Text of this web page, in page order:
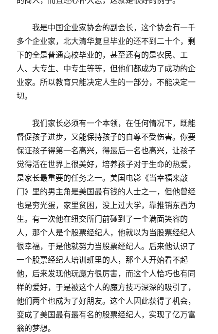
我是中国企业家协会的副会长，这个协会有一千
多个企业家，北大清华复旦毕业的还不到二十个，剩
下的全是普通高校毕业的，甚至还有的是农民、工
人、大专生、中专生等等，但他们都成为了成功的企
业家。所以教育只能决定人生的一部分，不能决定一
切。
我们家长必须有一个本领，在任何情况下，既能
督促孩子进步，又能保持孩子的自尊不受伤害。你要
保证孩子得第一名高兴，得最后一名也高兴，让孩子
觉得活在世界上很美好，培养孩子对于生命的热爱，
是家长最重要的任务之一。美国电影《当幸福来敲
门》里的男主角是美国最有钱的人士之一，但他曾经
也是穷光蛋，家里贫困，没上过大学，靠推销东西为
生。有一次他在纽交所门前碰到了一个满面笑容的
人，那个人是个股票经纪人，他就以为当股票经纪人
很幸福，于是他就努力当股票经纪人。后来他认识了
一个股票经纪人培训班里的人，那个人开始看不起
他，后来发现他玩魔方很厉害，而这个人恰巧也有同
样的爱好，于是被这个人的魔方技巧深深的吸引了，
他们两个也成为了好朋友。这个人因此获得了机会，
变成了美国最有最有名的股票经纪人，实现了亿万富
翁的梦想。